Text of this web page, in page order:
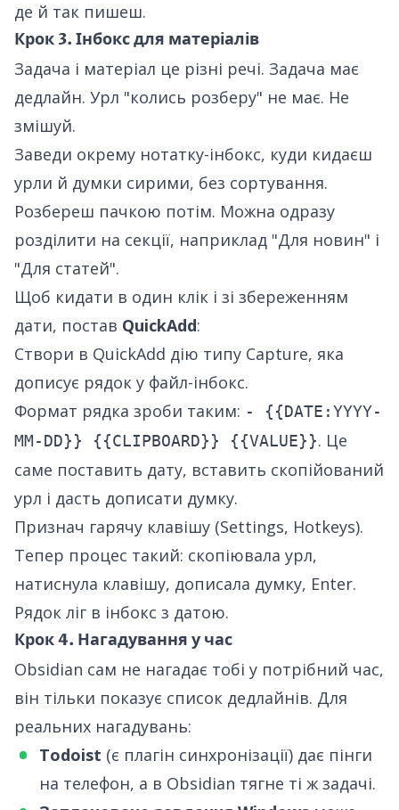
де й так пишеш.
Крок 3. Інбокс для матеріалів
Задача і матеріал це різні речі. Задача має
дедлайн. Урл "колись розберу" не має. Не
змішуй.
Заведи окрему нотатку-інбокс, куди кидаєш
урли й думки сирими, без сортування.
Розбереш пачкою потім. Можна одразу
розділити на секції, наприклад "Для новин" і
"Для статей".
Щоб кидати в один клік і зі збереженням
дати, постав QuickAdd:
Створи в QuickAdd дію типу Capture, яка
дописує рядок у файл-інбокс.
Формат рядка зроби таким: - {{DATE:YYYY-
MM-DD}} {{CLIPBOARD}} {{VALUE}}. Це
саме поставить дату, вставить скопійований
урл і дасть дописати думку.
Признач гарячу клавішу (Settings, Hotkeys).
Тепер процес такий: скопіювала урл,
натиснула клавішу, дописала думку, Enter.
Рядок ліг в інбокс з датою.
Крок 4. Нагадування у час
Obsidian сам не нагадає тобі у потрібний час,
він тільки показує список дедлайнів. Для
реальних нагадувань:
Todoist (є плагін синхронізації) дає пінги
на телефон, а в Obsidian тягне ті ж задачі.